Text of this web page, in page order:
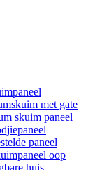
met gate
skuim paneel
paneel
oop
huis